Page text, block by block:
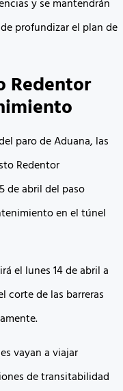
y se mantendrán
profundizar el plan de
Redentor
paro de Aduana, las
Redentor
de abril del paso
en el túnel
el lunes 14 de abril a
corte de las barreras
vayan a viajar
de transitabilidad